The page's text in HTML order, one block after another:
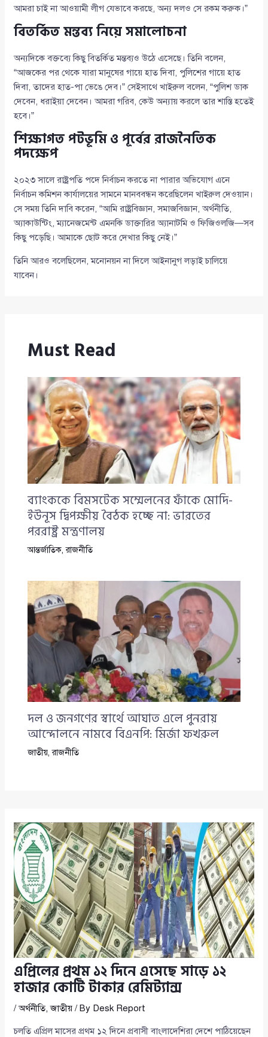
আমরা চাই না আওয়ামী লীগ যেভাবে করছে, অন্য দলও সে রকম করুক।”
বিতর্কিত মন্তব্য নিয়ে সমালোচনা
অন্যদিকে বক্তব্যে কিছু বিতর্কিত মন্তব্যও উঠে এসেছে। তিনি বলেন,
“আজকের পর থেকে যারা মানুষের গায়ে হাত দিবা, পুলিশের গায়ে হাত
দিবা, তাদের হাত-পা ভেঙে দেব।” সেইসাথে খাইরুল বলেন, “পুলিশ ডাক
দেবেন, ধরাইয়া দেবেন। আমরা গরিব, কেউ অন্যায় করলে তার শাস্তি হতেই
হবে।”
শিক্ষাগত পটভূমি ও পূর্বের রাজনৈতিক
পদক্ষেপ
২০২৩ সালে রাষ্ট্রপতি পদে নির্বাচন করতে না পারার অভিযোগ এনে
নির্বাচন কমিশন কার্যালয়ের সামনে মানববন্ধন করেছিলেন খাইরুল দেওয়ান।
সে সময় তিনি দাবি করেন, “আমি রাষ্ট্রবিজ্ঞান, সমাজবিজ্ঞান, অর্থনীতি,
অ্যাকাউন্টিং, ম্যানেজমেন্ট এমনকি ডাক্তারির অ্যানাটমি ও ফিজিওলজি—সব
কিছু পড়েছি। আমাকে ছোট করে দেখার কিছু নেই।”
তিনি আরও বলেছিলেন, মনোনয়ন না দিলে আইনানুগ লড়াই চালিয়ে
যাবেন।
Must Read
ব্যাংককে বিমসটেক সম্মেলনের ফাঁকে মোদি-
ইউনূস দ্বিপক্ষীয় বৈঠক হচ্ছে না: ভারতের
পররাষ্ট্র মন্ত্রণালয়
আন্তর্জাতিক,রাজনীতি
দল ও জনগণের স্বার্থে আঘাত এলে পুনরায়
আন্দোলনে নামবে বিএনপি: মির্জা ফখরুল
জাতীয়,রাজনীতি
এপ্রিলের প্রথম ১২ দিনে এসেছে সাড়ে ১২
হাজার কোটি টাকার রেমিট্যান্স
/অর্থনীতি,জাতীয় / By Desk Report
চলতি এপ্রিল মাসের প্রথম ১২ দিনে প্রবাসী বাংলাদেশিরা দেশে পাঠিয়েছেন